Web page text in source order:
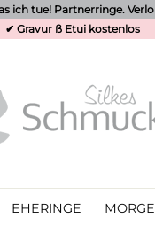
ich tue! Partnerringe.
✔ Gravur ß Etui kostenlos
EHERINGE